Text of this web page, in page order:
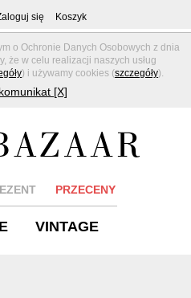
o Ochronie Danych Osobowych z dnia
że w celu realizacji naszych usług
) i używamy cookies (szczegóły).
[X]
się Koszyk
PRZECENY
VINTAGE